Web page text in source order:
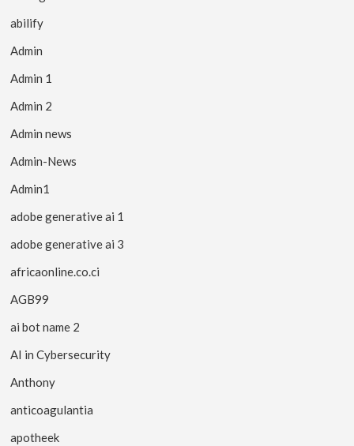
abilify
Admin
Admin 1
Admin 2
Admin news
Admin-News
Admin1
adobe generative ai 1
adobe generative ai 3
africaonline.co.ci
AGB99
ai bot name 2
AI in Cybersecurity
Anthony
anticoagulantia
apotheek